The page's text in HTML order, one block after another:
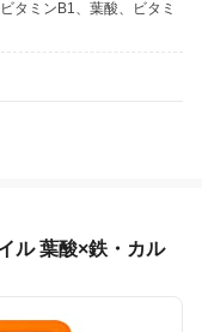
タミンB1、葉酸、ビタミ
ル 葉酸×鉄・カル